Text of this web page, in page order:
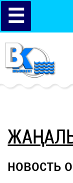
☰
новость